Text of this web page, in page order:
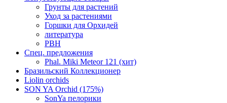
Грунты для растений
Уход за растениями
Горшки для Орхидей
литература
РВН
Спец. предложения
Phal. Miki Meteor 121 (хит)
Бразильский Коллекционер
Liolin orchids
SON YA Orchid (175%)
SonYa пелорики